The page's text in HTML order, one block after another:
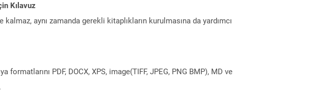
Kılavuz
aynı zamanda gerekli kitaplıkların kurulmasına da yardımcı
PDF, DOCX, XPS, image(TIFF, JPEG, PNG BMP), MD ve